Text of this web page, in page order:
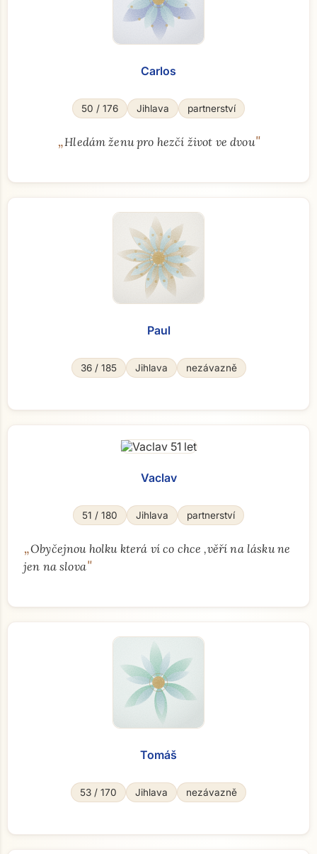
Carlos
50 / 176 Jihlava partnerství
„Hledám ženu pro hezčí život ve dvou"
Paul
36 / 185 Jihlava nezávazně
Vaclav
51 / 180 Jihlava partnerství
„Obyčejnou holku která ví co chce ,věří na lásku ne
jen na slova"
Tomáš
53 / 170 Jihlava nezávazně